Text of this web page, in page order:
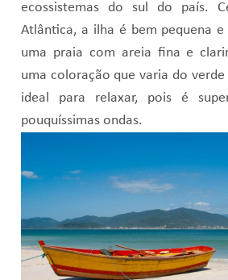
ecossistemas do sul do país.
Atlântica, a ilha é bem pequena
uma praia com areia fina e
uma coloração que varia do verde
ideal para relaxar, pois é
pouquíssimas ondas.